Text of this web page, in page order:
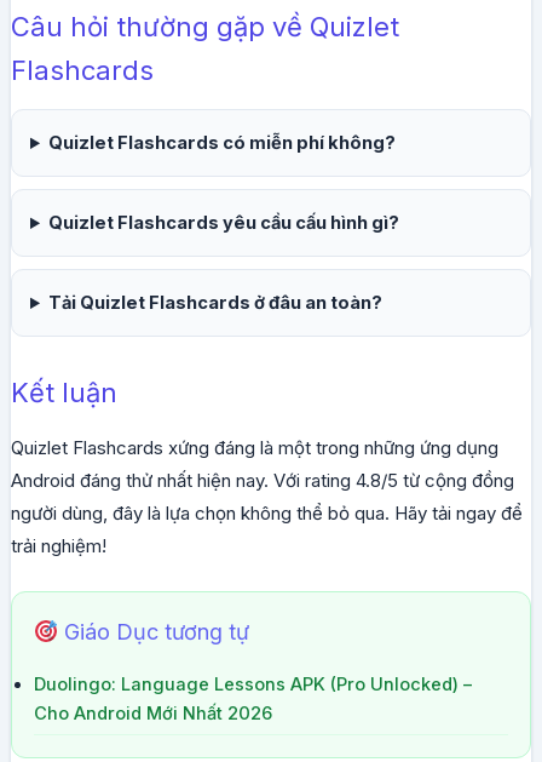
Câu hỏi thường gặp về Quizlet
Flashcards
Quizlet Flashcards có miễn phí không?
Quizlet Flashcards yêu cầu cấu hình gì?
Tải Quizlet Flashcards ở đâu an toàn?
Kết luận
Quizlet Flashcards xứng đáng là một trong những ứng dụng
Android đáng thử nhất hiện nay. Với rating 4.8/5 từ cộng đồng
người dùng, đây là lựa chọn không thể bỏ qua. Hãy tải ngay để
trải nghiệm!
Giáo Dục tương tự
Duolingo: Language Lessons APK (Pro Unlocked) –
Cho Android Mới Nhất 2026